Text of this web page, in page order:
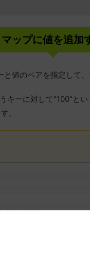
マップに値を追加
値のペアを指定して、
キーに対して"100"と
。